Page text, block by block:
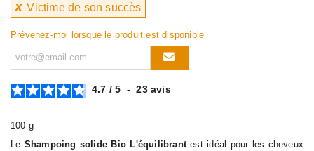
xVictime de son succès
Prévenez-moi lorsque le produit est disponible
4.7 / 5 - 23avis
100 g
Le Shampoing solide Bio L'équilibrantest idéal pour les cheveux